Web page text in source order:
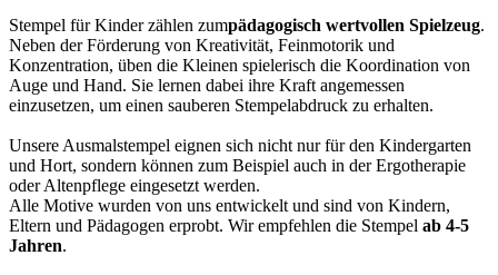
Stempel für Kinder zählen zumpädagogisch wertvollen Spielzeug.
Neben der Förderung von Kreativität, Feinmotorik und
Konzentration, üben die Kleinen spielerisch die Koordination von
Auge und Hand. Sie lernen dabei ihre Kraft angemessen
einzusetzen, um einen sauberen Stempelabdruck zu erhalten.
Unsere Ausmalstempel eignen sich nicht nur für den Kindergarten
und Hort, sondern können zum Beispiel auch in der Ergotherapie
oder Altenpflege eingesetzt werden.
Alle Motive wurden von uns entwickelt und sind von Kindern,
Eltern und Pädagogen erprobt. Wir empfehlen die Stempel ab 4-5
Jahren.